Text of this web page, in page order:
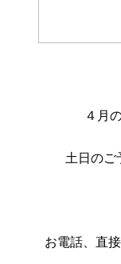
４月
土日のご
お電話、直